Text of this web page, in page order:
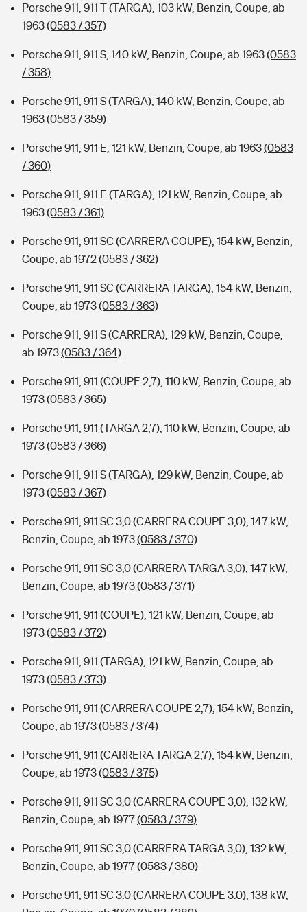
Porsche 911, 911 T (TARGA), 103 kW, Benzin, Coupe, ab
1963(0583 / 357)
Porsche 911, 911 S, 140 kW, Benzin, Coupe, ab 1963(0583
/ 358)
Porsche 911, 911 S (TARGA), 140 kW, Benzin, Coupe, ab
1963(0583 / 359)
Porsche 911, 911 E, 121 kW, Benzin, Coupe, ab 1963(0583
/ 360)
Porsche 911, 911 E (TARGA), 121 kW, Benzin, Coupe, ab
1963(0583 / 361)
Porsche 911, 911 SC (CARRERA COUPE), 154 kW, Benzin,
Coupe, ab 1972(0583 / 362)
Porsche 911, 911 SC (CARRERA TARGA), 154 kW, Benzin,
Coupe, ab 1973(0583 / 363)
Porsche 911, 911 S (CARRERA), 129 kW, Benzin, Coupe,
ab 1973(0583 / 364)
Porsche 911, 911 (COUPE 2,7), 110 kW, Benzin, Coupe, ab
1973(0583 / 365)
Porsche 911, 911 (TARGA 2,7), 110 kW, Benzin, Coupe, ab
1973(0583 / 366)
Porsche 911, 911 S (TARGA), 129 kW, Benzin, Coupe, ab
1973(0583 / 367)
Porsche 911, 911 SC 3,0 (CARRERA COUPE 3,0), 147 kW,
Benzin, Coupe, ab 1973(0583 / 370)
Porsche 911, 911 SC 3,0 (CARRERA TARGA 3,0), 147 kW,
Benzin, Coupe, ab 1973(0583 / 371)
Porsche 911, 911 (COUPE), 121 kW, Benzin, Coupe, ab
1973(0583 / 372)
Porsche 911, 911 (TARGA), 121 kW, Benzin, Coupe, ab
1973(0583 / 373)
Porsche 911, 911 (CARRERA COUPE 2,7), 154 kW, Benzin,
Coupe, ab 1973(0583 / 374)
Porsche 911, 911 (CARRERA TARGA 2,7), 154 kW, Benzin,
Coupe, ab 1973(0583 / 375)
Porsche 911, 911 SC 3,0 (CARRERA COUPE 3,0), 132 kW,
Benzin, Coupe, ab 1977(0583 / 379)
Porsche 911, 911 SC 3,0 (CARRERA TARGA 3,0), 132 kW,
Benzin, Coupe, ab 1977(0583 / 380)
Porsche 911, 911 SC 3.0 (CARRERA COUPE 3.0), 138 kW,